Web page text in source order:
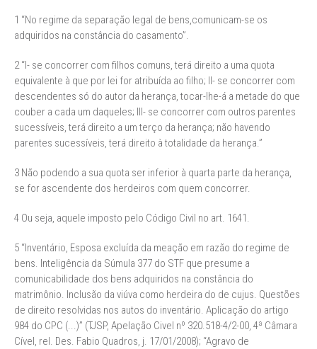
1 “No regime da separação legal de bens,comunicam-se os
adquiridos na constância do casamento”.
2 “I- se concorrer com filhos comuns, terá direito a uma quota
equivalente à que por lei for atribuída ao filho; II- se concorrer com
descendentes só do autor da herança, tocar-lhe-á a metade do que
couber a cada um daqueles; III- se concorrer com outros parentes
sucessíveis, terá direito a um terço da herança; não havendo
parentes sucessíveis, terá direito à totalidade da herança.”
3 Não podendo a sua quota ser inferior à quarta parte da herança,
se for ascendente dos herdeiros com quem concorrer.
4 Ou seja, aquele imposto pelo Código Civil no art. 1641.
5 “Inventário, Esposa excluída da meação em razão do regime de
bens. Inteligência da Súmula 377 do STF que presume a
comunicabilidade dos bens adquiridos na constância do
matrimônio. Inclusão da viúva como herdeira do de cujus. Questões
de direito resolvidas nos autos do inventário. Aplicação do artigo
984 do CPC (...)” (TJSP, Apelação Civel nº 320.518-4/2-00, 4ª Câmara
Cível, rel. Des. Fabio Quadros, j. 17/01/2008); “Agravo de